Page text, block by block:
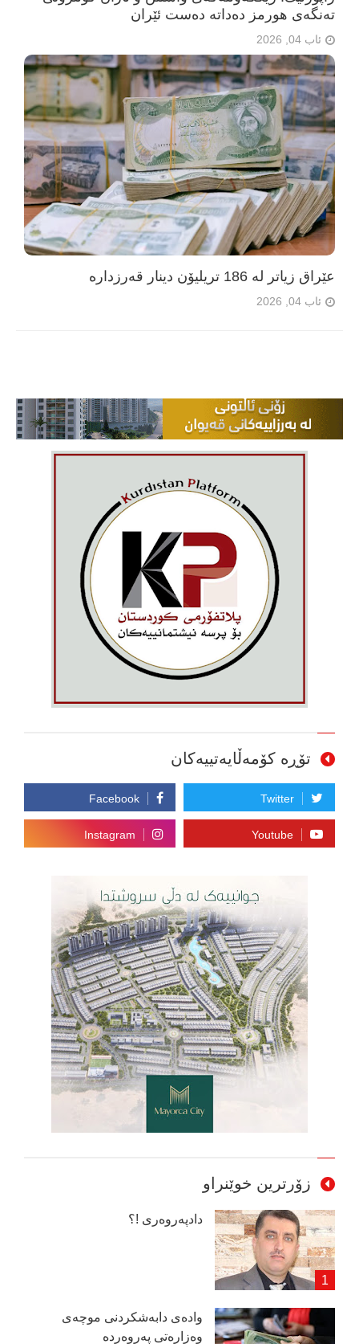
تەنگەی هورمز دەداتە دەست ئێران
ئاب 04, 2026
عێراق زیاتر لە 186 تریلیۆن دینار قەرزدارە
ئاب 04, 2026
تۆڕە کۆمەڵایەتییەکان
زۆرترین خوێنراو
دادپەروەری !؟
وادەی دابەشكردنی موچەی
وەزارەتی پەروەردە